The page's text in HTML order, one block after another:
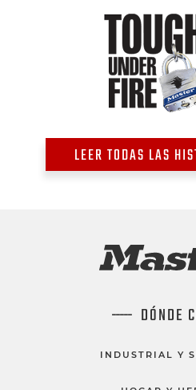
LEER TODAS LAS
DÓNDE
INDUSTRIAL Y